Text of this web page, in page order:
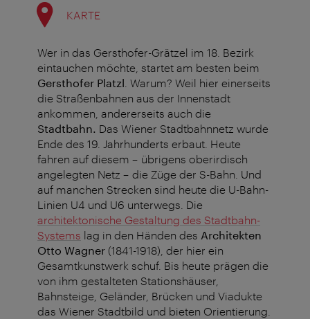
KARTE
Wer in das Gersthofer-Grätzel im 18. Bezirk
eintauchen möchte, startet am besten beim
Gersthofer Platzl . Warum? Weil hier einerseits
die Straßenbahnen aus der Innenstadt
ankommen, andererseits auch die
Stadtbahn. Das Wiener Stadtbahnnetz wurde
Ende des 19. Jahrhunderts erbaut. Heute
fahren auf diesem – übrigens oberirdisch
angelegten Netz – die Züge der S-Bahn. Und
auf manchen Strecken sind heute die U-Bahn-
Linien U4 und U6 unterwegs. Die
architektonische Gestaltung des Stadtbahn-
Systems lag in den Händen des Architekten
Otto Wagner (1841-1918), der hier ein
Gesamtkunstwerk schuf. Bis heute prägen die
von ihm gestalteten Stationshäuser,
Bahnsteige, Geländer, Brücken und Viadukte
das Wiener Stadtbild und bieten Orientierung.